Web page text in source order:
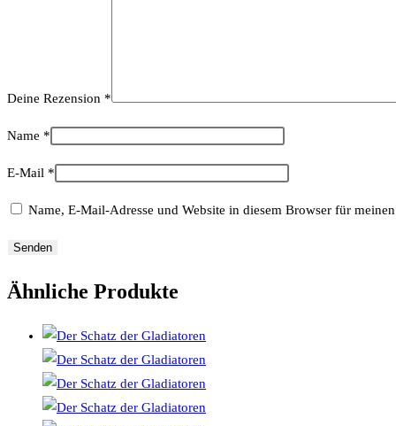
Deine Rezension *
Name *
E-Mail *
Name, E-Mail-Adresse und Website in diesem Browser für
Ähnliche Produkte